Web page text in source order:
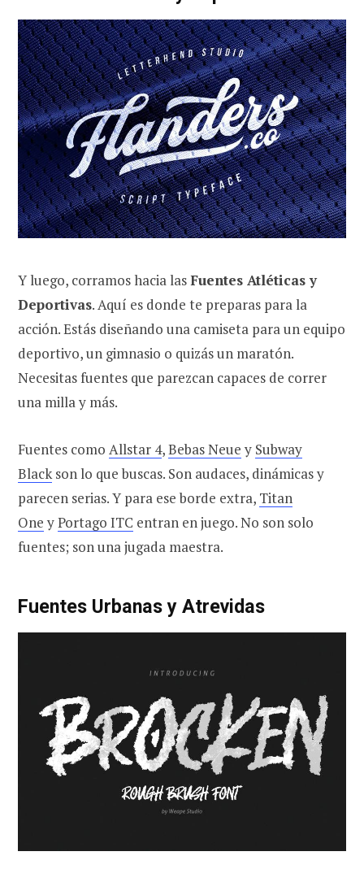
Y luego, corramos hacia lasFuentes Atléticas y
Deportivas. Aquí es donde te preparas para la
acción. Estás diseñando una camiseta para un equipo
deportivo, un gimnasio o quizás un maratón.
Necesitas fuentes que parezcan capaces de correr
una milla y más.
Fuentes como Allstar 4,Bebas Neue y Subway
Blackson lo que buscas. Son audaces, dinámicas y
parecen serias. Y para ese borde extra, Titan
One yPortago ITC entran en juego. No son solo
fuentes; son una jugada maestra.
Fuentes Urbanas y Atrevidas